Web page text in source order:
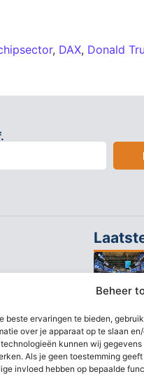
Beheer
beste ervaringen te bieden,
over je apparaat op te slaan
kunnen wij
Als je geen toestemming
invloed hebben op bepaalde
, DAX, Donald